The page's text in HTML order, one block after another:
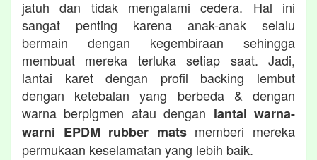
jatuh dan tidak mengalami cedera. Hal ini
sangat penting karena anak-anak selalu
bermain dengan kegembiraan sehingga
membuat mereka terluka setiap saat. Jadi,
lantai karet dengan profil backing lembut
dengan ketebalan yang berbeda & dengan
warna berpigmen atau dengan lantai warna-
warni EPDM rubber matsmemberi mereka
permukaan keselamatan yang lebih baik.